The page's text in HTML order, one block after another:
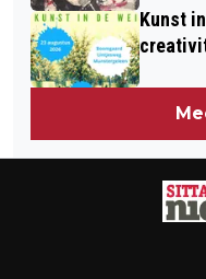
Kunst